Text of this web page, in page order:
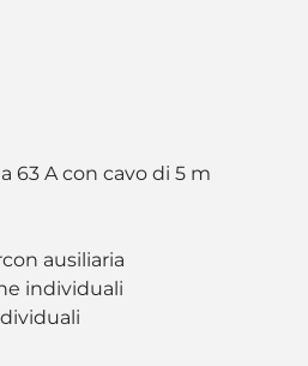
63 A con cavo di 5 m
ausiliaria
individuali